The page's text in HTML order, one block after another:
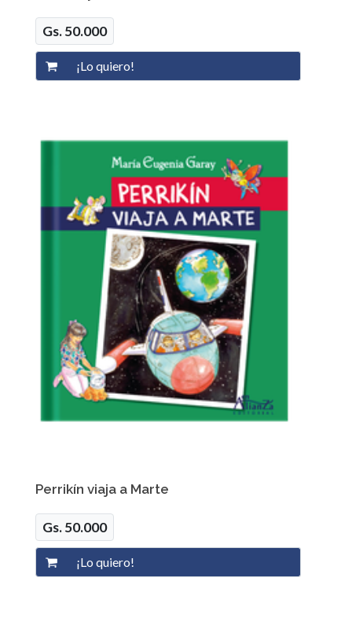
Gs. 50.000
Perrikín viaja a Marte
Gs. 50.000